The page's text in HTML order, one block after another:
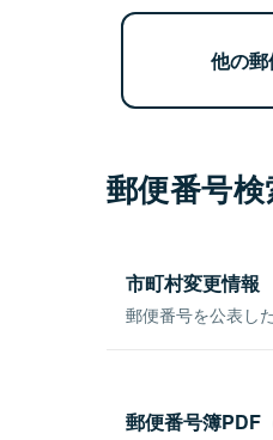
他の
郵便番号
市町村変更情報
郵便番号を公表し
郵便番号簿PDF